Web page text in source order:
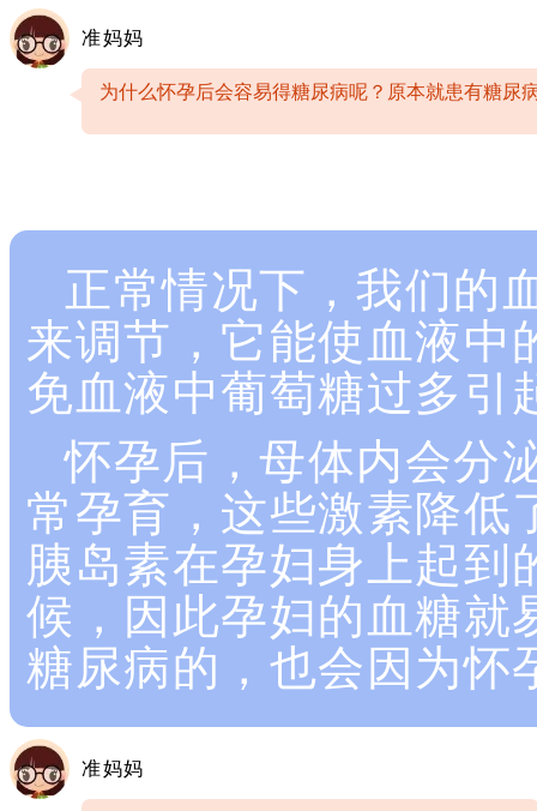
准妈妈
为什么怀孕后会容易得糖尿病呢？原本就患有糖尿
正常情况下，我们的
来调节，它能使血液中
免血液中葡萄糖过多引
怀孕后，母体内会分
常孕育，这些激素降低
胰岛素在孕妇身上起到
候，因此孕妇的血糖就
糖尿病的，也会因为怀
准妈妈